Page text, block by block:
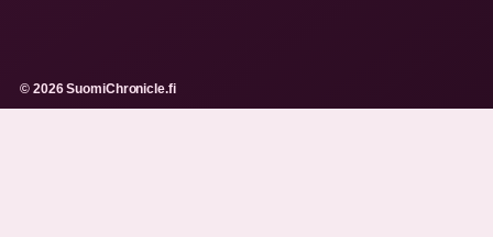
© 2026 SuomiChronicle.fi